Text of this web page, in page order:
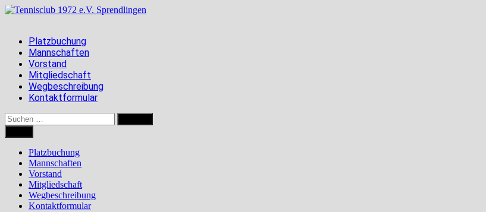
Zum
Platzbuchung
Mannschaften
Vorstand
Mitgliedschaft
Wegbeschreibung
Kontaktformular
Suchen
nach:
Platzbuchung
Mannschaften
Vorstand
Mitgliedschaft
Wegbeschreibung
Kontaktformular